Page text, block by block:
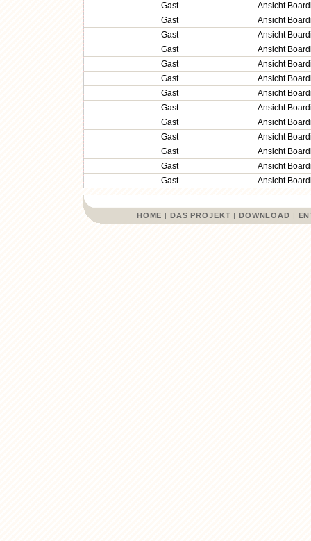
Gast
Ansicht
Gast
Ansicht
Gast
Ansicht
Gast
Ansicht
Gast
Ansicht
Gast
Ansicht
Gast
Ansicht
Gast
Ansicht
Gast
Ansicht
Gast
Ansicht
Gast
Ansicht
Gast
Ansicht
Gast
Ansicht
HOME | DAS PROJEKT | DOWNLOAD |